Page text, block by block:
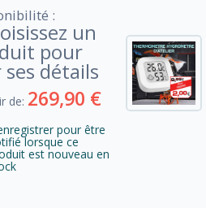
:
un
pour
détails
de: 269,90 €
pour être
lorsque ce
est nouveau en